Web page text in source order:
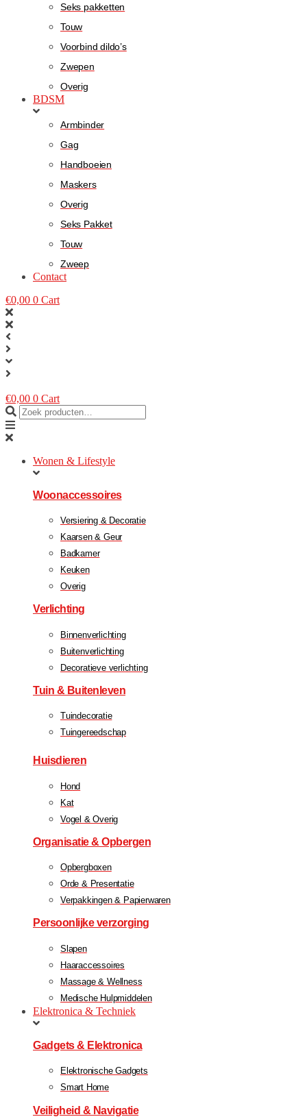
Seks pakketten
Touw
Voorbind dildo’s
Zwepen
Overig
BDSM
Armbinder
Gag
Handboeien
Maskers
Overig
Seks Pakket
Touw
Zweep
Contact
€0,00 0 Cart
€0,00 0 Cart
Wonen & Lifestyle
Woonaccessoires
Versiering & Decoratie
Kaarsen & Geur
Badkamer
Keuken
Overig
Verlichting
Binnenverlichting
Buitenverlichting
Decoratieve verlichting
Tuin & Buitenleven
Tuindecoratie
Tuingereedschap
Huisdieren
Hond
Kat
Vogel & Overig
Organisatie & Opbergen
Opbergboxen
Orde & Presentatie
Verpakkingen & Papierwaren
Persoonlijke verzorging
Slapen
Haaraccessoires
Massage & Wellness
Medische Hulpmiddelen
Elektronica & Techniek
Gadgets & Elektronica
Elektronische Gadgets
Smart Home
Veiligheid & Navigatie